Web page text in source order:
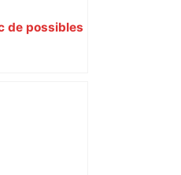
de possibles